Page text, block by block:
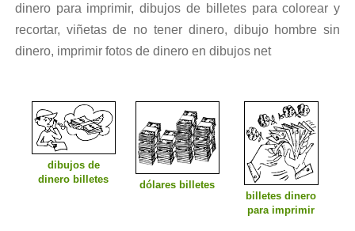
dinero para imprimir, dibujos de billetes para colorear y
recortar, viñetas de no tener dinero, dibujo hombre sin
dinero, imprimir fotos de dinero en dibujos net
dibujos de
dinero billetes
dólares billetes
billetes dinero
para imprimir